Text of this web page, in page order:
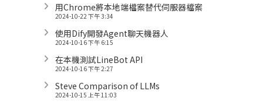
用Chrome將本地端檔案替代伺服器檔案
2024-10-22 下午 3:34
使用Dify開發Agent聊天機器人
2024-10-16 下午 6:15
在本機測試LineBot API
2024-10-16 下午 2:27
Steve Comparison of LLMs
2024-10-15 上午 11:03